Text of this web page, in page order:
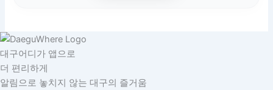
대구어디가 앱으로
더 편리하게
알림으로 놓치지 않는 대구의 즐거움